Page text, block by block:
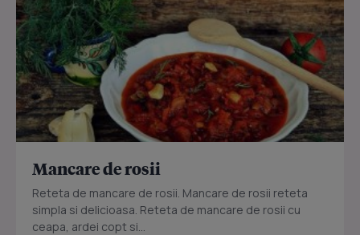
Mancare de rosii
Reteta de mancare de rosii. Mancare de rosii reteta
simpla si delicioasa. Reteta de mancare de rosii cu
ceapa, ardei copt si...